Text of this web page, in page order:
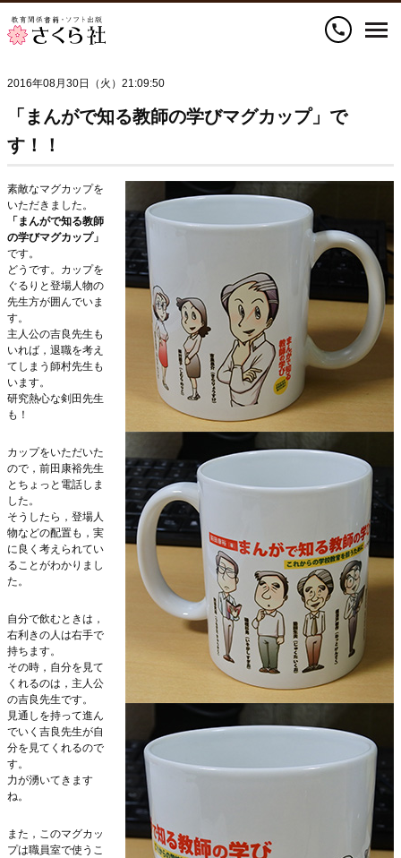
call
2016年08月30日（火）21:09:50
「まんがで知る教師の学びマグカップ」で
す！！
素敵なマグカップを
いただきました。
「まんがで知る教師
の学びマグカップ」
です。
どうです。カップを
ぐるりと登場人物の
先生方が囲んでいま
す。
主人公の吉良先生も
いれば，退職を考え
てしまう師村先生も
います。
研究熱心な剣田先生
も！
カップをいただいた
ので，前田康裕先生
とちょっと電話しま
した。
そうしたら，登場人
物などの配置も，実
に良く考えられてい
ることがわかりまし
た。
自分で飲むときは，
右利きの人は右手で
持ちます。
その時，自分を見て
くれるのは，主人公
の吉良先生です。
見通しを持って進ん
でいく吉良先生が自
分を見てくれるので
す。
力が湧いてきます
ね。
また，このマグカッ
プは職員室で使うこ